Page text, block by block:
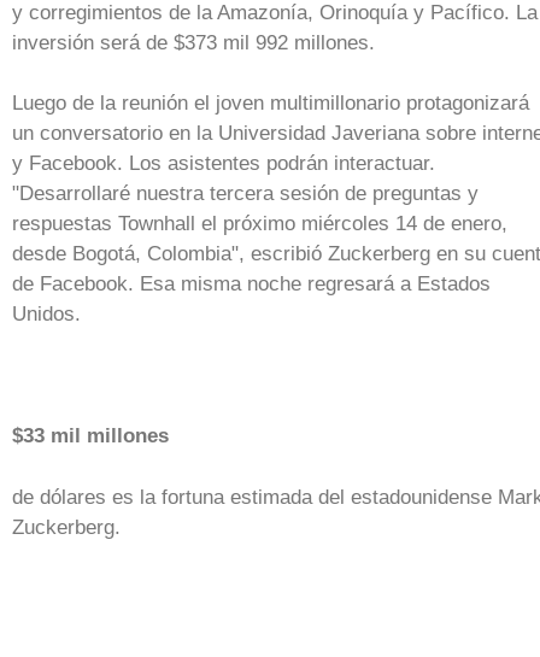
y corregimientos de la Amazonía, Orinoquía y Pacífico. La
inversión será de $373 mil 992 millones.
Luego de la reunión el joven multimillonario protagonizará
un conversatorio en la Universidad Javeriana sobre
y Facebook. Los asistentes podrán interactuar.
"Desarrollaré nuestra tercera sesión de preguntas y
respuestas Townhall el próximo miércoles 14 de enero,
desde Bogotá, Colombia", escribió Zuckerberg en su
de Facebook. Esa misma noche regresará a Estados
Unidos.
$33 mil millones
de dólares es la fortuna estimada del estadounidense
Zuckerberg.